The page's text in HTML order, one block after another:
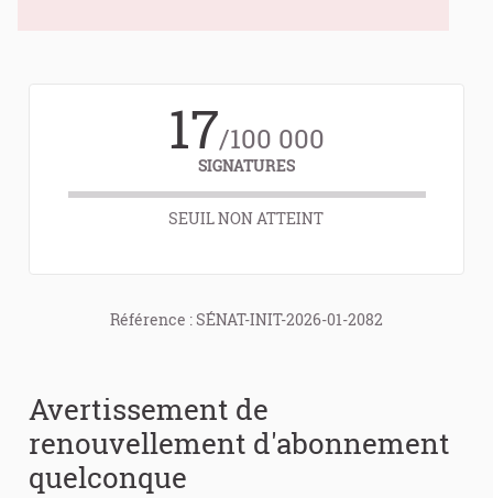
17/100 000
SIGNATURES
SEUIL NON ATTEINT
Référence : SÉNAT-INIT-2026-01-2082
Avertissement de
renouvellement d'abonnement
quelconque